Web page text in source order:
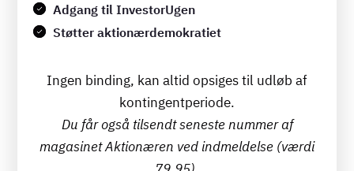
Adgang til InvestorUgen
Støtter aktionærdemokratiet
Ingen binding, kan altid opsiges til udløb af
kontingentperiode.
Du får også tilsendt seneste nummer af
magasinet Aktionæren ved indmeldelse (værdi